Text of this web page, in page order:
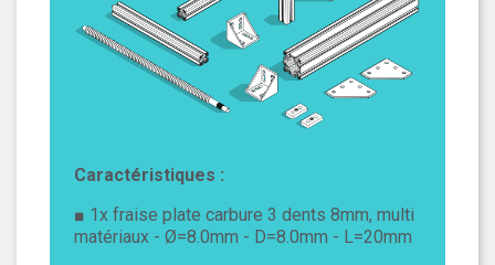
Caractéristiques :
■ 1x fraise plate carbure 3 dents 8mm, multi
matériaux - Ø=8.0mm - D=8.0mm - L=20mm